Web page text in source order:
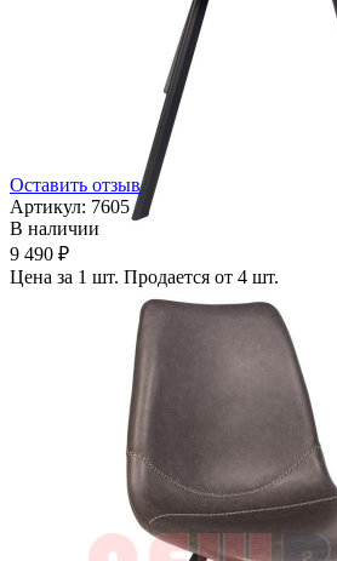
Оставить отзыв
Артикул: 7605
В наличии
9 490 ₽
Цена за 1 шт. Продается от 4 шт.